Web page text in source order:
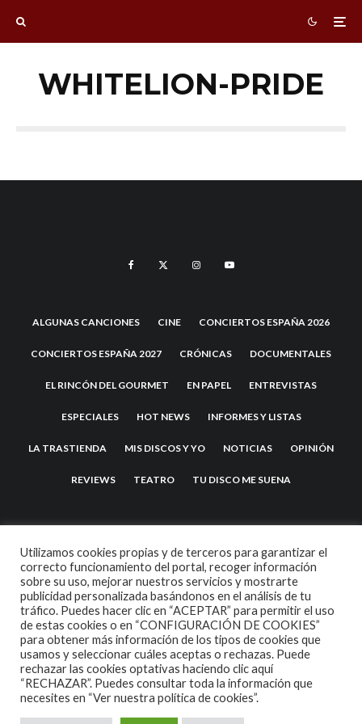
WHITELION-PRIDE
ALGUNAS CANCIONES CINE CONCIERTOS ESPAÑA 2026
CONCIERTOS ESPAÑA 2027 CRÓNICAS DOCUMENTALES
EL RINCÓN DEL GOURMET EN PAPEL ENTREVISTAS
ESPECIALES HOT NEWS INFORMES Y LISTAS
LA TRASTIENDA MIS DISCOS Y YO NOTICIAS OPINIÓN
REVIEWS TEATRO TU DISCO ME SUENA
2007 COPYRIGHT -CODETIPITHEME
Utilizamos cookies propias y de terceros para garantizar el
correcto funcionamiento del portal, recoger información
sobre su uso, mejorar nuestros servicios y mostrarte
publicidad personalizada basándonos en el análisis de tu
tráfico. Puedes hacer clic en “ACEPTAR” para permitir el uso
de estas cookies o en “CONFIGURACIÓN DE COOKIES”
para obtener más información de los tipos de cookies que
usamos y seleccionar cuáles aceptas o rechazas. Puede
rechazar las cookies optativas haciendo clic aquí
“RECHAZAR”. Puedes consultar toda la información que
necesites en “Ver nuestra política de cookies”.